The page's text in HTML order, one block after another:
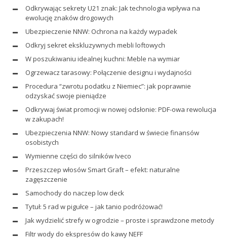
Odkrywając sekrety U21 znak: Jak technologia wpływa na
ewolucję znaków drogowych
Ubezpieczenie NNW: Ochrona na każdy wypadek
Odkryj sekret ekskluzywnych mebli loftowych
W poszukiwaniu idealnej kuchni: Meble na wymiar
Ogrzewacz tarasowy: Połączenie designu i wydajności
Procedura “zwrotu podatku z Niemiec”: jak poprawnie
odzyskać swoje pieniądze
Odkrywaj świat promocji w nowej odsłonie: PDF-owa rewolucja
w zakupach!
Ubezpieczenia NNW: Nowy standard w świecie finansów
osobistych
Wymienne części do silników Iveco
Przeszczep włosów Smart Graft – efekt: naturalne
zagęszczenie
Samochody do naczep low deck
Tytuł: 5 rad w pigułce – jak tanio podróżować!
Jak wydzielić strefy w ogrodzie – proste i sprawdzone metody
Filtr wody do ekspresów do kawy NEFF